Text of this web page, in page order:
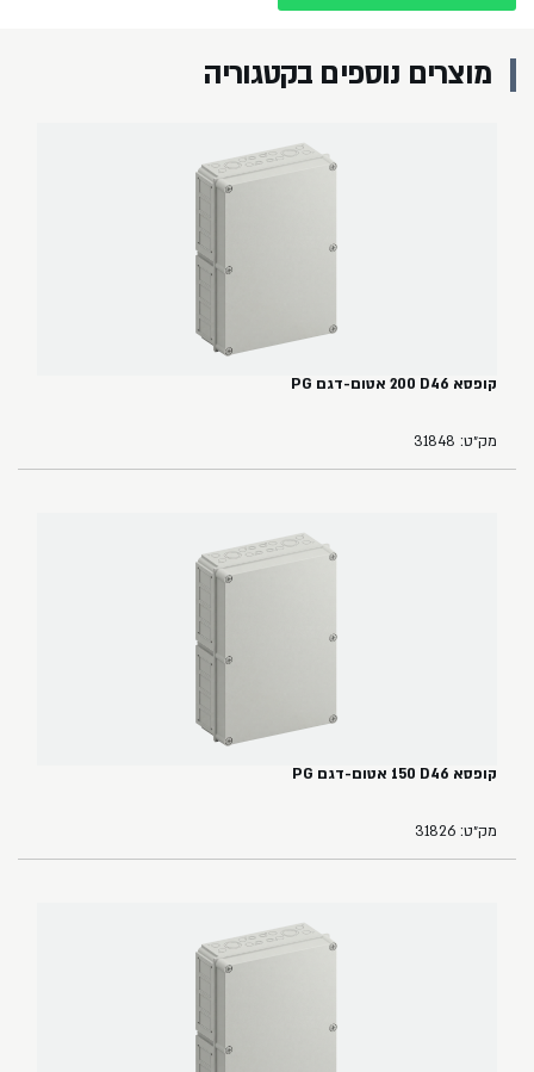
מוצרים נוספים בקטגוריה
קופסא ‏46‏D‏ ‏200 אטום-דגם PG
מק״ט: 31848
קופסא ‏46‏D‏ ‏150‏ אטום-דגם PG
מק״ט: 31826